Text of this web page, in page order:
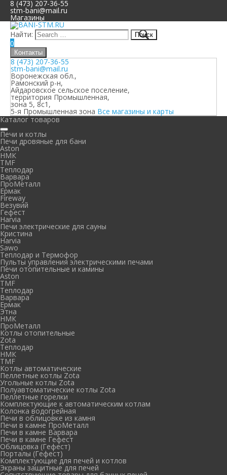
8 (473) 207-36-55
stm-bani@mail.ru
Магазины
Найти:
0
Контакты
8 (473) 207-36-55
stm-bani@mail.ru
Воронежская обл.,
Рамонский р-н,
Айдаровское сельское поселение,
территория Промышленная,
зона 5, 8с1,
5-я Промышленная зона Все магазины и карты
Каталог товаров
Печи и котлы
Печи дровяные для бани
Aston
НМК
TMF
Теплодар
Варвара
ПроМеталл
Ермак
Fireway
Везувий
Гефест
Harvia
Печи электрические для сауны
Кристина
Harvia
Sawo
Теплодар и Термофор
Пульты управления электрическими печами
Печи отопительные и камины
Aston
TMF
Теплодар
Варвара
Ермак
Этна
НМК
ПроМеталл
Котлы отопительные
Zota
Теплодар
НМК
TMF
Котлы автоматические
Пеллетные котлы Zota
Угольные котлы Zota
Полуавтоматические котлы Zota
Пеллетные горелки
Комплектующие к автоматическим котлам
Колонка водогрейная
Печи в облицовке из камня
Печи в камне ПроМеталл
Печи в камне Варвара
Печи в камне Гефест
Облицовка (Гефест)
Порталы (Гефест)
Комплектующие для печей и котлов
Экраны защитные для печей